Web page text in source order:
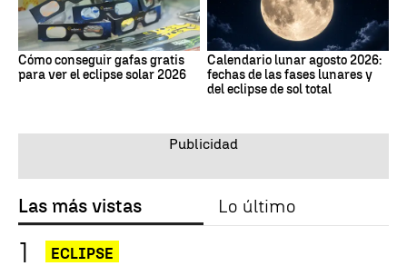
Cómo conseguir gafas gratis
para ver el eclipse solar 2026
Calendario lunar agosto 2026:
fechas de las fases lunares y
del eclipse de sol total
Las más vistas Lo último
ECLIPSE